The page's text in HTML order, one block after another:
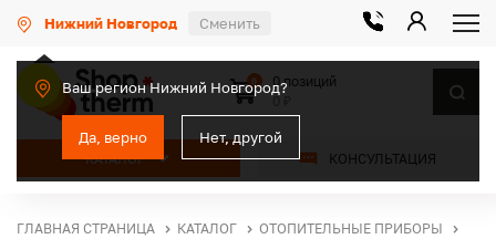
Нижний Новгород Сменить
Ваш регион Нижний Новгород?
Да, верно Нет, другой
КАТАЛОГ КОНСУЛЬТАЦИЯ
0
0 позиций
ГЛАВНАЯ СТРАНИЦА КАТАЛОГ
ОТОПИТЕЛЬНЫЕ ПРИБОРЫ